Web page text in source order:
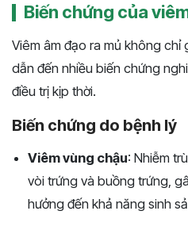
Biến chứng của
Viêm âm đạo ra mủ không
dẫn đến nhiều biến chứng
điều trị kịp thời.
Biến chứng do bệnh lý
Viêm vùng chậu: Nhiễm
vòi trứng và buồng trứng,
hưởng đến khả năng sinh